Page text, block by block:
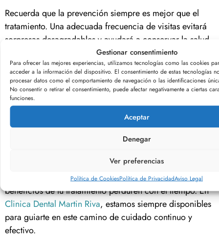
Gestionar consentimiento
Para ofrecer las mejores experiencias, utilizamos tecnologías como las cookies
acceder a la información del dispositivo. El consentimiento de estas tecnologías
procesar datos como el comportamiento de navegación o las identificaciones
No consentir o retirar el consentimiento, puede afectar negativamente a ciertas
funciones.
Aceptar
Denegar
Ver preferencias
Política de CookiesPolítica de PrivacidadAviso Legal
Recuerda que la prevención siempre es mejor que el
tratamiento. Una adecuada frecuencia de visitas evitará
sorpresas desagradables y ayudará a conservar la salud
de tu boca a largo plazo.
¿Cómo garantizar una sonrisa
duradera?
Con todos estos consejos, es natural querer saber cuál
es el secreto para mantener una sonrisa brillante durante
muchos años. La clave está en laconstancia y el
con el cuidado bucodental.
Aplicar diariamente buenos hábitos garantizas que los
beneficios de tu tratamiento perduren con el tiempo. En
Clinica Dental Martin Riva, estamos siempre disponibles
para guiarte en este camino de cuidado continuo y
efectivo.